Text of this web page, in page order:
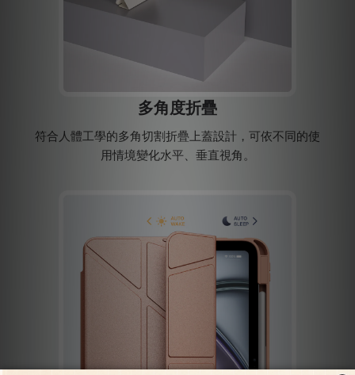
多角度折疊
符合人體工學的多角切割折疊上蓋設計，可依不同的使
用情境變化水平、垂直視角。